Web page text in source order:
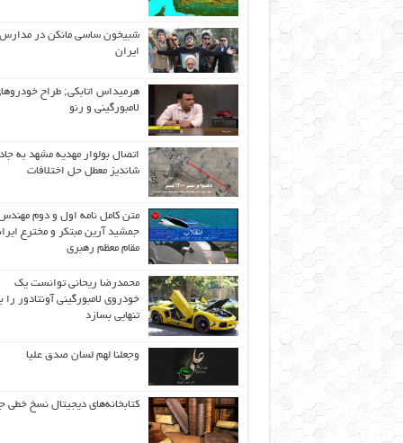
شبیخون ساسی مانکن در مدارس
ایران
هرمیداس اتابکی; طراح
لامبورگینی و رنو
اتصال بولوار مهدیه مشهد به
شاندیز معطل حل اختلافات
متن کامل نامه اول و دوم
جمشید آرین مبتکر و مخترع
مقام معظم رهبری
محمدرضا ریحانی توانست یک
خودروی لامبورگینی آونتادور را
تنهایی بسازد
وجعلنا لهم لسان صدق علیا
کتابخانه‌های دیجیتال نسخ خطی